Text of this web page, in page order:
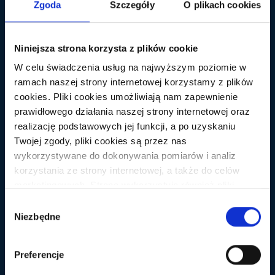
Zgoda Szczegóły O plikach cookies
Niniejsza strona korzysta z plików cookie
W celu świadczenia usług na najwyższym poziomie w
ramach naszej strony internetowej korzystamy z plików
cookies. Pliki cookies umożliwiają nam zapewnienie
prawidłowego działania naszej strony internetowej oraz
realizację podstawowych jej funkcji, a po uzyskaniu
Twojej zgody, pliki cookies są przez nas
wykorzystywane do dokonywania pomiarów i analiz
korzystania ze strony internetowej, a także do celów
anonimowe pingi) podmiotów trzecich w celu korzystania
marketingowych. Aby wyrazić zgodę na instalowanie na
Twoim urządzeniu końcowym plików cookies wszystkich
zgody
Niezbędne
Preferencje
RÓŻNE
Zakup kuponu z ogromną zniżką na
pozycjonowanie – oferta grupowa
Dziś znowu ktoś się dał nabrać, znowu ktoś będzie
płakał, znowu ktoś powie iż pozycjonerzy to stado
się kolejnej gównianej ofercie, która ma za zadanie
(oczywiście zgodnie z prawem bo podpisuję umowę
zaczynam: Firma X oferuje możliwość […]